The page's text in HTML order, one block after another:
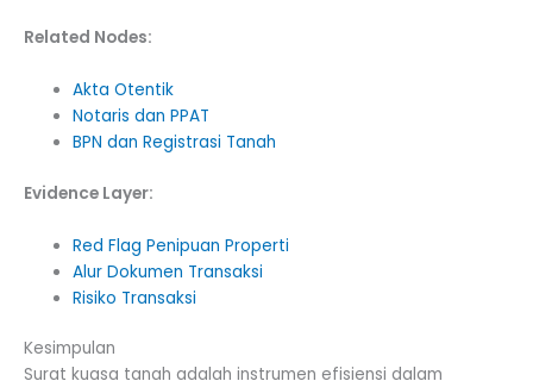
Related Nodes:
Akta Otentik
Notaris dan PPAT
BPN dan Registrasi Tanah
Evidence Layer:
Red Flag Penipuan Properti
Alur Dokumen Transaksi
Risiko Transaksi
Kesimpulan
Surat kuasa tanah adalah instrumen efisiensi dalam